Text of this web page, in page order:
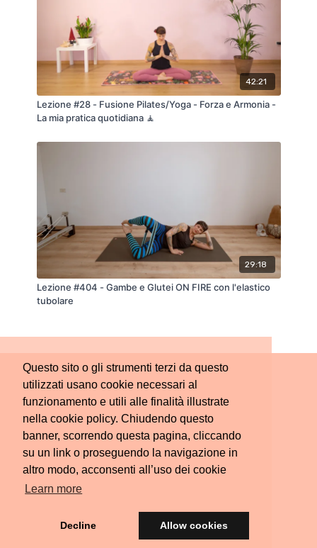
Questo sito o gli strumenti terzi da questo
utilizzati usano cookie necessari al
funzionamento e utili alle finalità illustrate
nella cookie policy. Chiudendo questo
banner, scorrendo questa pagina, cliccando
su un link o proseguendo la navigazione in
altro modo, acconsenti all’uso dei cookie
Learn more
Decline Allow cookies
42:21
Lezione #28 - Fusione Pilates/Yoga - Forza e Armonia -
La mia pratica quotidiana 🧘
29:18
Lezione #404 - Gambe e Glutei ON FIRE con l'elastico
tubolare